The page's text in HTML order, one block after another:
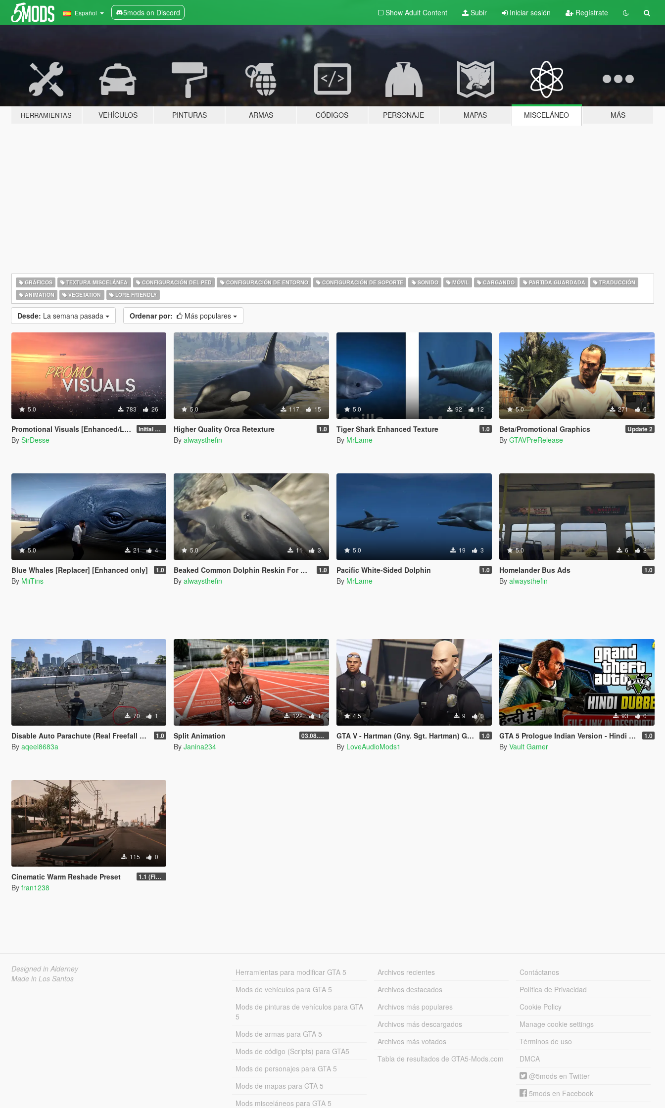
Español 5mods on Discord Show Adult Content Subir Iniciar sesión Regístrate
HERRAMIENTAS VEHÍCULOS PINTURAS ARMAS CÓDIGOS PERSONAJE MAPAS MISCELÁNEO MÁS
GRÁFICOS TEXTURA MISCELÁNEA CONFIGURACIÓN DEL PED CONFIGURACIÓN DE ENTORNO CONFIGURACIÓN DE SOPORTE SONIDO MÓVIL CARGANDO PARTIDA GUARDADA
TRADUCCIÓN
ANIMATION
VEGETATION LORE FRIENDLY
Desde: La semana pasada Ordenar por: Más populares
5.0 783 26
Promotional Visuals [Enhanced/Legacy] Initial Release
By SirDesse
5.0 117 15
Higher Quality Orca Retexture 1.0
By alwaysthefin
5.0 92 12
Tiger Shark Enhanced Texture 1.0
By MrLame
5.0 271 6
Beta/Promotional Graphics Update 2
By GTAVPreRelease
5.0 21 4
Blue Whales [Replacer] [Enhanced only] 1.0
By MiiTins
5.0 11 3
Beaked Common Dolphin Reskin For Dolphin 1.0
By alwaysthefin
5.0 19 3
Pacific White-Sided Dolphin 1.0
By MrLame
5.0 6 2
Homelander Bus Ads 1.0
By alwaysthefin
70 1
Disable Auto Parachute (Real Freefall Fix) 1.0
By aqeel8683a
122 1
Split Animation 03.08.2026
By Janina234
4.5 9 0
GTA V - Hartman (Gny. Sgt. Hartman) German 1.0
By LoveAudioMods1
93 0
GTA 5 Prologue Indian Version - Hindi Dubbed 1.0
By Vault Gamer
115 0
Cinematic Warm Reshade Preset 1.1 (Final)
By fran1238
Designed in Alderney
Made in Los Santos
Herramientas para modificar GTA 5
Mods de vehículos para GTA 5
Mods de pinturas de vehículos para GTA
5
Mods de armas para GTA 5
Mods de código (Scripts) para GTA5
Mods de personajes para GTA 5
Mods de mapas para GTA 5
Mods misceláneos para GTA 5
Archivos recientes
Archivos destacados
Archivos más populares
Archivos más descargados
Archivos más votados
Tabla de resultados de GTA5-Mods.com
Contáctanos
Política de Privacidad
Cookie Policy
Manage cookie settings
Términos de uso
DMCA
@5mods en Twitter
5mods en Facebook